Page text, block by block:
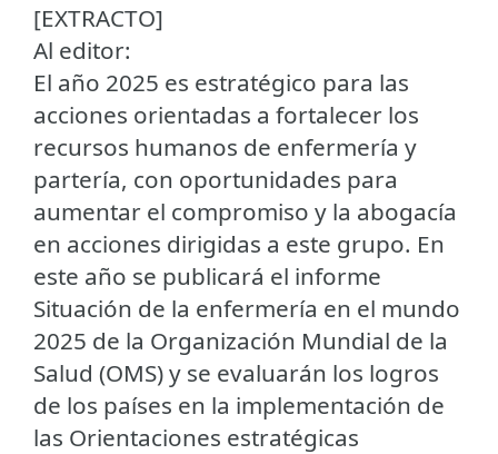
[EXTRACTO]
Al editor:
El año 2025 es estratégico para las
acciones orientadas a fortalecer los
recursos humanos de enfermería y
partería, con oportunidades para
aumentar el compromiso y la abogacía
en acciones dirigidas a este grupo. En
este año se publicará el informe
Situación de la enfermería en el mundo
2025 de la Organización Mundial de la
Salud (OMS) y se evaluarán los logros
de los países en la implementación de
las Orientaciones estratégicas